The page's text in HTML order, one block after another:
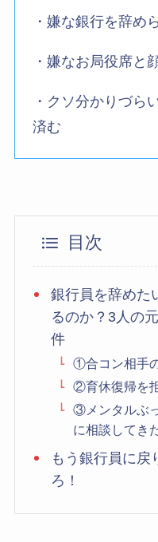
・嫌な銀行を辞め
・嫌なお局役席と
・クソ分かりづら
済む
目次
銀行員を辞めた
るのか？3人の
件
①合コン相手
②育休復帰を
③メンタルぶ
に相談してき
もう銀行員に
ろ！